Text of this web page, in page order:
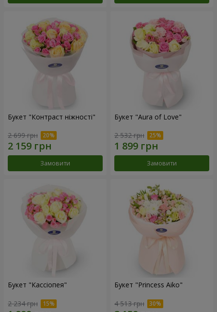
Букет "Контраст ніжності"
2 699 грн
Замовити
Букет "Aura of Love"
2 532 грн
Замовити
Букет "Кассіопея"
2 234 грн
Букет "Princess Aiko"
4 513 грн